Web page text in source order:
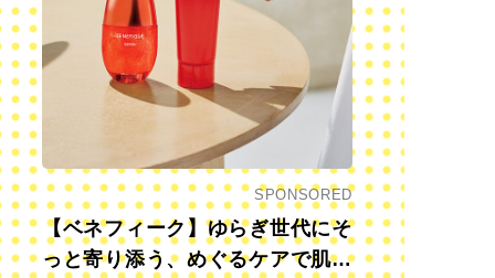
SPONSORED
【ベネフィーク】ゆらぎ世代にそ
っと寄り添う、めぐるケアで肌も